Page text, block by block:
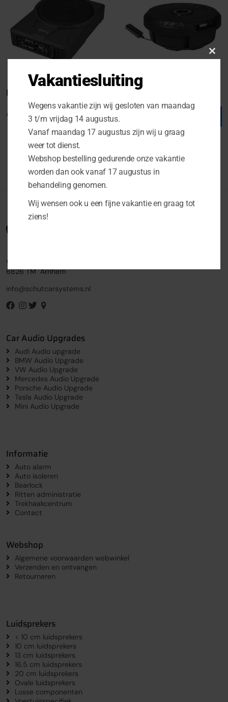
Helix U 10A
€ 329.00
ESX V1100A
Vlamoven 15
6826 TM Arnhem
info@schutcarsystems.nl
Car Audio Upgrades
Audi Audio upgrade
BMW Audio Upgrade
VW Audio Upgrade
Mercedes Audio Upgrade
Porsche Audio Upgrade
Tesla Audio Upgrade
Mini Audio Upgrade
Informatie
Auto alarm
Auto isoleren
Bearlock
Ritten administratie
Trekhaakcentrum
Contact
Webshop
Algemene voorwaarden webwinkel
Verzenden en ontvangen
Retourneren
Luidsprekers
< 10 cm luidsprekers
10 cm luidsprekers
13 cm luidsprekers
16,5 cm luidsprekers
20 cm luidsprekers
Ovale luidsprekers
Losse componenten
Vakantiesluiting
Wegens vakantie zijn wij gesloten van maandag
3 t/m vrijdag 14 augustus.
Vanaf maandag 17 augustus zijn wij u graag
weer tot dienst.
Webshop bestelling gedurende onze vakantie
worden dan ook vanaf 17 augustus in
behandeling genomen.
Wij wensen ook u een fijne vakantie en graag tot
ziens!